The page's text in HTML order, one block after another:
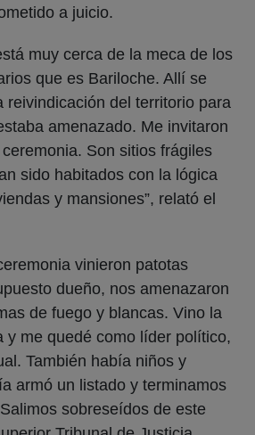
a juicio.
muy cerca de la meca de los
que es Bariloche. Allí se
reivindicación del territorio para
amenazado. Me invitaron
Son sitios frágiles
sido habitados con la lógica
y mansiones”, relató el
vinieron patotas
dueño, nos amenazaron
de fuego y blancas. Vino la
y me quedé como líder político,
También había niños y
armó un listado y terminamos
sobreseídos de este